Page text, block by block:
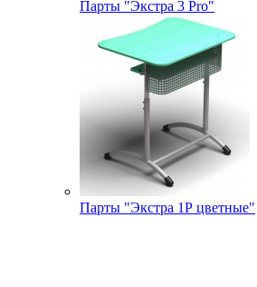
Парты "Экстра 3 Pro"
Парты "Экстра 1Р цветные"